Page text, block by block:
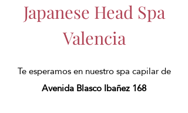
Japanese Head Spa
Valencia
Te esperamos en nuestro spa capilar de
Avenida Blasco Ibañez 168